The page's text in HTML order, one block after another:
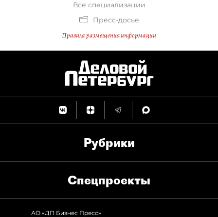
Все специализации
Пресс-досье
Правила размещения информации
Рубрики
Спец­проекты
АО «ДП Бизнес Пресс»